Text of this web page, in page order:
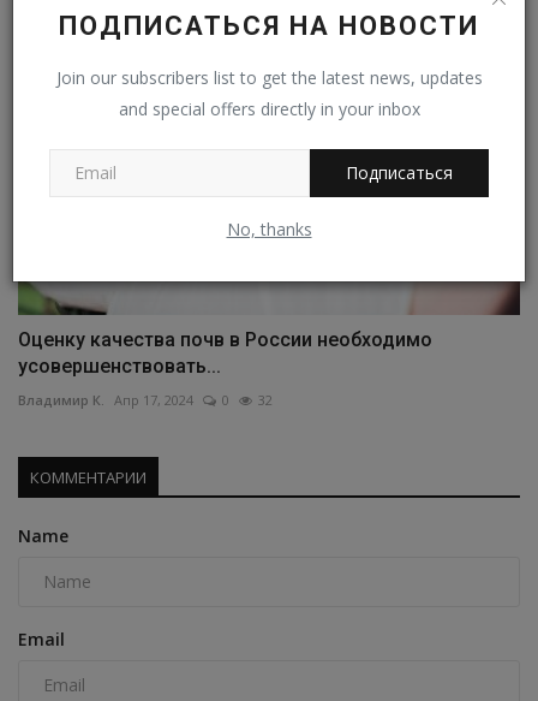
ПОДПИСАТЬСЯ НА НОВОСТИ
Join our subscribers list to get the latest news, updates
and special offers directly in your inbox
Подписаться
No, thanks
Оценку качества почв в России необходимо
усовершенствовать...
Владимир К. Апр 17, 2024 0 32
КОММЕНТАРИИ
Name
Email